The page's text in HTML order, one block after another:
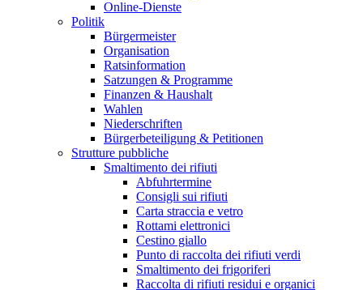
Online-Dienste
Politik
Bürgermeister
Organisation
Ratsinformation
Satzungen & Programme
Finanzen & Haushalt
Wahlen
Niederschriften
Bürgerbeteiligung & Petitionen
Strutture pubbliche
Smaltimento dei rifiuti
Abfuhrtermine
Consigli sui rifiuti
Carta straccia e vetro
Rottami elettronici
Cestino giallo
Punto di raccolta dei rifiuti verdi
Smaltimento dei frigoriferi
Raccolta di rifiuti residui e organici